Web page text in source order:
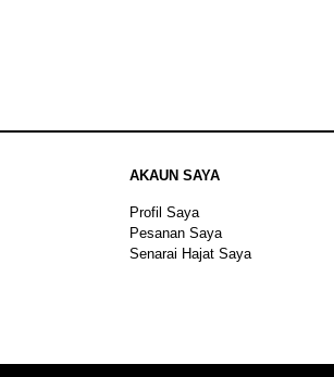
AKAUN SAYA
Profil Saya
Pesanan Saya
Senarai Hajat Saya